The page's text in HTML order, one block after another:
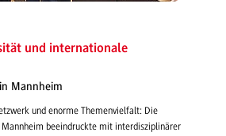
und internationale
Mannheim
und enorme Themenvielfalt: Die
Mannheim beeindruckte mit interdisziplinärer